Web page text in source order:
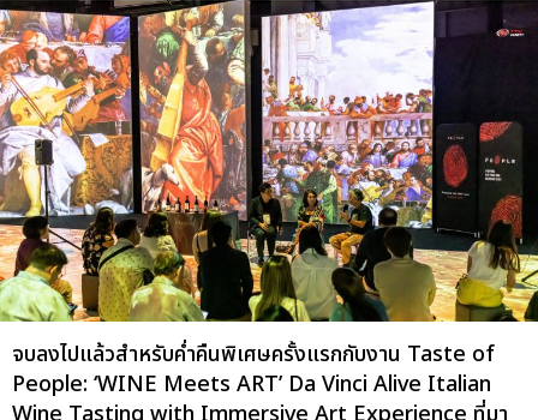
จบลงไปแล้วสำหรับค่ำคืนพิเศษครั้งแรกกับงาน Taste of
People: ‘WINE Meets ART’ Da Vinci Alive Italian